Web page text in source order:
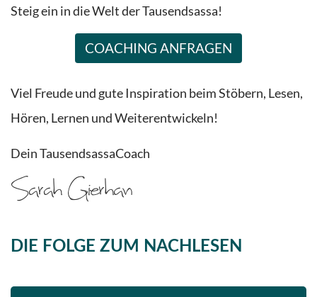
Steig ein in die Welt der Tausendsassa!
COACHING ANFRAGEN
Viel Freude und gute Inspiration beim Stöbern, Lesen,
Hören, Lernen und Weiterentwickeln!
Dein TausendsassaCoach
DIE FOLGE ZUM NACHLESEN